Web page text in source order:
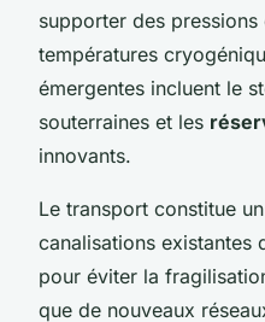
supporter des pressions
températures
émergentes incluent le
souterraines et les
innovants.
Le transport constitue
canalisations existantes
pour éviter la
que de nouveaux